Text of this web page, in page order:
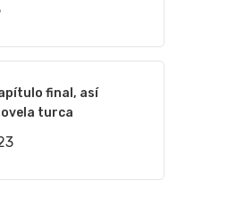
final, así
turca